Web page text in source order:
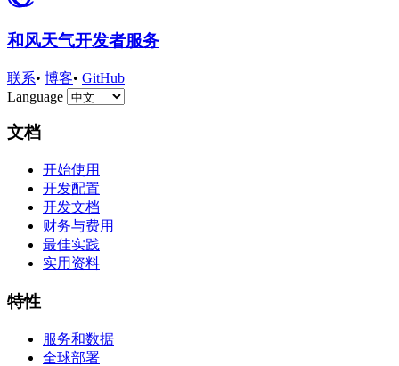
和风天气开发者服务
联系• 博客• GitHub
Language
文档
开始使用
开发配置
开发文档
财务与费用
最佳实践
实用资料
特性
服务和数据
全球部署